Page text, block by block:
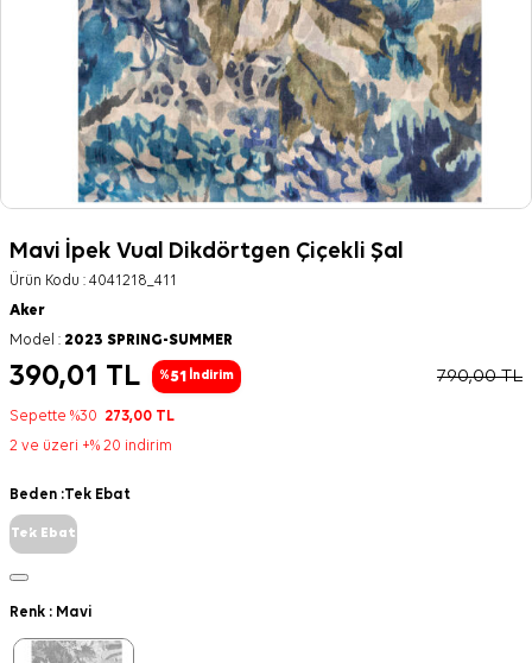
Mavi İpek Vual Dikdörtgen Çiçekli Şal
Ürün Kodu : 4041218_411
Aker
Model : 2023 SPRING-SUMMER
390,01 TL %51 İndirim 790,00TL
Sepette %30 273,00 TL
2 ve üzeri +% 20 indirim
Beden :Tek Ebat
Tek Ebat
Renk : Mavi